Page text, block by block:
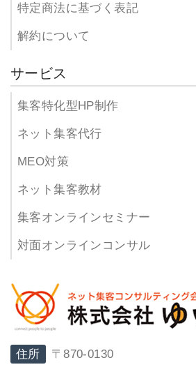
特定商法に基づく表記
解約について
サービス
集客特化型HP制作
ネット集客代行
MEO対策
ネット集客教材
集客オンラインセミナー
対面オンラインコンサル
住所 〒870-0130